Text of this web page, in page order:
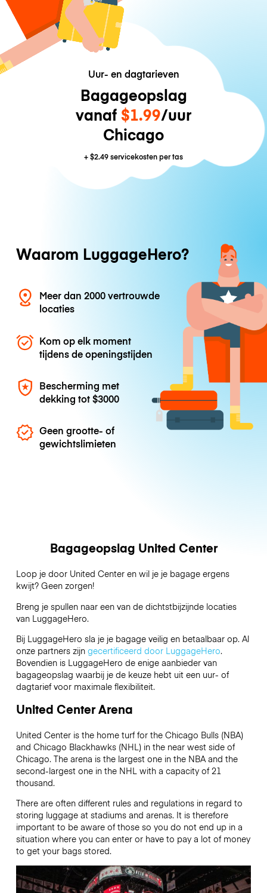
Uur- en dagtarieven
Bagageopslag
vanaf $1.99/uur
Chicago
+$2.49servicekosten per tas
Waarom LuggageHero?
Meer dan 2000 vertrouwde
locaties
Kom op elk moment
tijdens de openingstijden
Bescherming met
dekking tot$3000
Geen grootte- of
gewichtslimieten
Bagageopslag United Center
Loop je door United Center en wil je je bagage ergens
kwijt? Geen zorgen!
Breng je spullen naar een van de dichtstbijzijnde locaties
van LuggageHero.
Bij LuggageHero sla je je bagage veilig en betaalbaar op. Al
onze partners zijn gecertificeerd door LuggageHero.
Bovendien is LuggageHero de enige aanbieder van
bagageopslag waarbij je de keuze hebt uit een uur- of
dagtarief voor maximale flexibiliteit.
United Center Arena
United Center is the home turf for the Chicago Bulls (NBA)
and Chicago Blackhawks (NHL) in the near west side of
Chicago. The arena is the largest one in the NBA and the
second-largest one in the NHL with a capacity of 21
thousand.
There are often different rules and regulations in regard to
storing luggage at stadiums and arenas. It is therefore
important to be aware of those so you do not end up in a
situation where you can enter or have to pay a lot of money
to get your bags stored.